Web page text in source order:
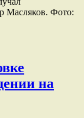
Масляков. Фото:
на